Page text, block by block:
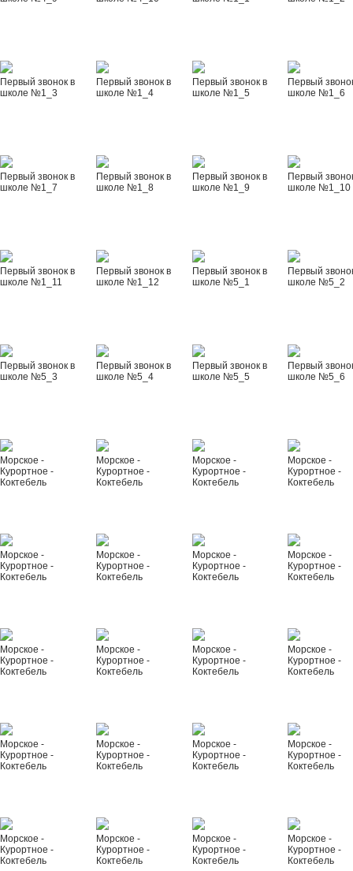
Первый звонок в
школе №1_3
Первый звонок в
школе №1_4
Первый звонок в
школе №1_5
Первый
школе №1_6
Первый звонок в
школе №1_7
Первый звонок в
школе №1_8
Первый звонок в
школе №1_9
Первый
школе №1_10
Первый звонок в
школе №1_11
Первый звонок в
школе №1_12
Первый звонок в
школе №5_1
Первый
школе №5_2
Первый звонок в
школе №5_3
Первый звонок в
школе №5_4
Первый звонок в
школе №5_5
Первый
школе №5_6
Морское -
Курортное -
Коктебель
Морское -
Курортное -
Коктебель
Морское -
Курортное -
Коктебель
Морское -
Курортное -
Коктебель
Морское -
Курортное -
Коктебель
Морское -
Курортное -
Коктебель
Морское -
Курортное -
Коктебель
Морское -
Курортное -
Коктебель
Морское -
Курортное -
Коктебель
Морское -
Курортное -
Коктебель
Морское -
Курортное -
Коктебель
Морское -
Курортное -
Коктебель
Морское -
Курортное -
Коктебель
Морское -
Курортное -
Коктебель
Морское -
Курортное -
Коктебель
Морское -
Курортное -
Коктебель
Морское -
Курортное -
Коктебель
Морское -
Курортное -
Коктебель
Морское -
Курортное -
Коктебель
Морское -
Курортное -
Коктебель